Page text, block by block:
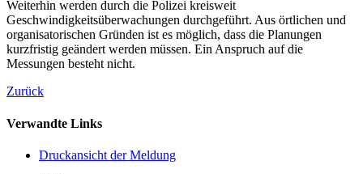
Weiterhin werden durch die Polizei kreisweit
Geschwindigkeitsüberwachungen durchgeführt. Aus örtlichen und
organisatorischen Gründen ist es möglich, dass die Planungen
kurzfristig geändert werden müssen. Ein Anspruch auf die
Messungen besteht nicht.
Zurück
Verwandte Links
Druckansicht der Meldung